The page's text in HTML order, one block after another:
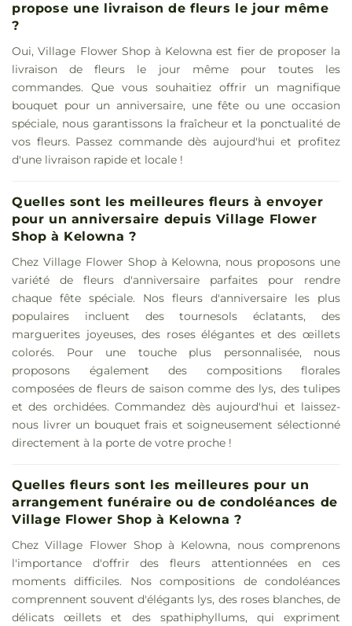
propose une livraison de fleurs le jour même
?
Oui, Village Flower Shop à Kelowna est fier de proposer la
livraison de fleurs le jour même pour toutes les
commandes. Que vous souhaitiez offrir un magnifique
bouquet pour un anniversaire, une fête ou une occasion
spéciale, nous garantissons la fraîcheur et la ponctualité de
vos fleurs. Passez commande dès aujourd'hui et profitez
d'une livraison rapide et locale !
Quelles sont les meilleures fleurs à envoyer
pour un anniversaire depuis Village Flower
Shop à Kelowna ?
Chez Village Flower Shop à Kelowna, nous proposons une
variété de fleurs d'anniversaire parfaites pour rendre
chaque fête spéciale. Nos fleurs d'anniversaire les plus
populaires incluent des tournesols éclatants, des
marguerites joyeuses, des roses élégantes et des œillets
colorés. Pour une touche plus personnalisée, nous
proposons également des compositions florales
composées de fleurs de saison comme des lys, des tulipes
et des orchidées. Commandez dès aujourd'hui et laissez-
nous livrer un bouquet frais et soigneusement sélectionné
directement à la porte de votre proche !
Quelles fleurs sont les meilleures pour un
arrangement funéraire ou de condoléances de
Village Flower Shop à Kelowna ?
Chez Village Flower Shop à Kelowna, nous comprenons
l'importance d'offrir des fleurs attentionnées en ces
moments difficiles. Nos compositions de condoléances
comprennent souvent d'élégants lys, des roses blanches, de
délicats œillets et des spathiphyllums, qui expriment